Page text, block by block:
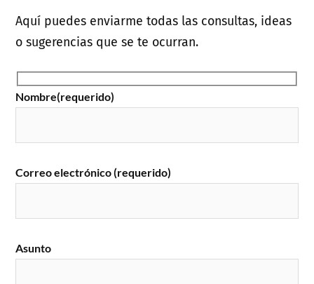
Aquí puedes enviarme todas las consultas, ideas
o sugerencias que se te ocurran.
Nombre(requerido)
Correo electrónico (requerido)
Asunto